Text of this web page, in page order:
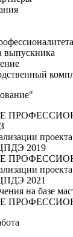
выпускника
2019
проекта
2021
на базе